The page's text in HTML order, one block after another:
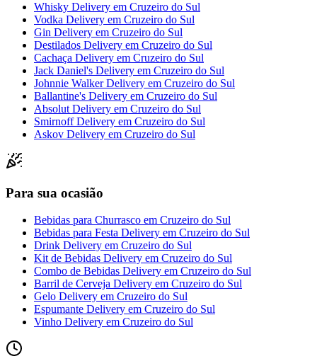
Whisky Delivery em Cruzeiro do Sul
Vodka Delivery em Cruzeiro do Sul
Gin Delivery em Cruzeiro do Sul
Destilados Delivery em Cruzeiro do Sul
Cachaça Delivery em Cruzeiro do Sul
Jack Daniel's Delivery em Cruzeiro do Sul
Johnnie Walker Delivery em Cruzeiro do Sul
Ballantine's Delivery em Cruzeiro do Sul
Absolut Delivery em Cruzeiro do Sul
Smirnoff Delivery em Cruzeiro do Sul
Askov Delivery em Cruzeiro do Sul
Para sua ocasião
Bebidas para Churrasco em Cruzeiro do Sul
Bebidas para Festa Delivery em Cruzeiro do Sul
Drink Delivery em Cruzeiro do Sul
Kit de Bebidas Delivery em Cruzeiro do Sul
Combo de Bebidas Delivery em Cruzeiro do Sul
Barril de Cerveja Delivery em Cruzeiro do Sul
Gelo Delivery em Cruzeiro do Sul
Espumante Delivery em Cruzeiro do Sul
Vinho Delivery em Cruzeiro do Sul